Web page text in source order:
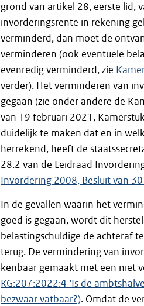
grond van artikel 28, eerste lid,
invorderingsrente in rekening
verminderd, dan moet de
verminderen (ook eventuele
evenredig verminderd, zie
verder). Het verminderen van
gegaan (zie onder andere de
van 19 februari 2021,
duidelijk te maken dat en in
herrekend, heeft de
28.2 van de Leidraad
Invordering 2008, Besluit van
In de gevallen waarin het
goed is gegaan, wordt dit
belastingschuldige de achteraf
terug. De vermindering van
kenbaar gemaakt met een niet
KG:207:2022:4 ‘Is de
bezwaar vatbaar?). Omdat de